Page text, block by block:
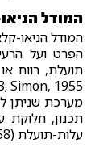
המודל
המודל הניאו-
הפרט ועל
מערכת שניתן
תכנון, חלוקת
עלות-תועלת (Drucker, 1954; March & Simon, 1958).